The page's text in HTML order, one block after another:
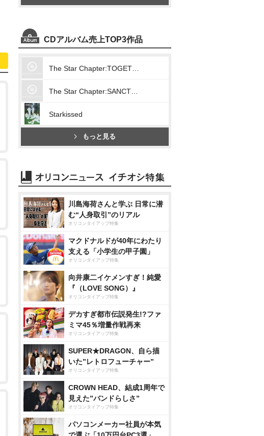
CDアルバム売上TOP3作品
Starkissed
もっと見る
川島海荷さんと学ぶ 日常に潜
む“人身取引”のリアル
オリコンタイアップ特集
マクドナルドが40年にわたり
支える「小学生の甲子園」
オリコンタイアップ特集
向井康二イケメンすぎ！純愛
『（LOVE SONG）』
オリコンタイアップ特集
デカすぎ都市伝説発生!?ファ
ミマ45％増量作戦再来
オリコンタイアップ特集
SUPER★DRAGON、自ら描
いた”レトロフューチャー”
オリコンタイアップ特集
CROWN HEAD、結成1周年で
見えた”バンドらしさ”
オリコンタイアップ特集
パソコンメーカー社員が本気